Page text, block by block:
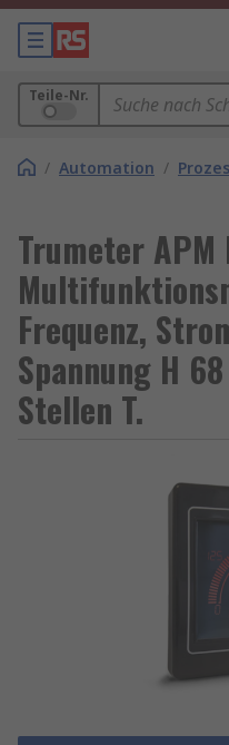
Teile-Nr.
/ Automation /
Trumeter APM
Frequenz,
Spannung H
Stellen T.